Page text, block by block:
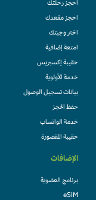
احجز رحلتك
احجز مقعدك
اختر وجبتك
امتعة إضافية
حقيبة إكسبريس
خدمة الأولوية
بيانات تسجيل الوصول
حفظ الحجز
خدمة الواتساب
حقيبة المقصورة
الإضافات
برنامج العضوية
eSIM